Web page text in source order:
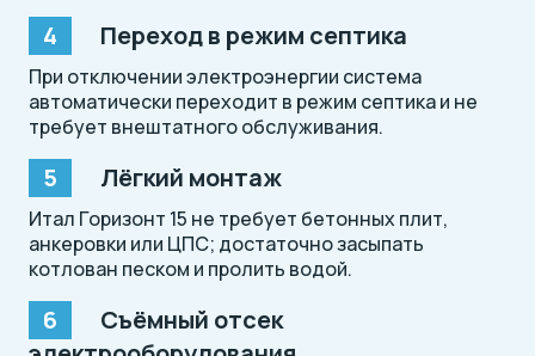
Переход в режим септика
При отключении электроэнергии система
автоматически переходит в режим септика и не
требует внештатного обслуживания.
Лёгкий монтаж
Итал Горизонт 15 не требует бетонных плит,
анкеровки или ЦПС; достаточно засыпать
котлован песком и пролить водой.
Съёмный отсек